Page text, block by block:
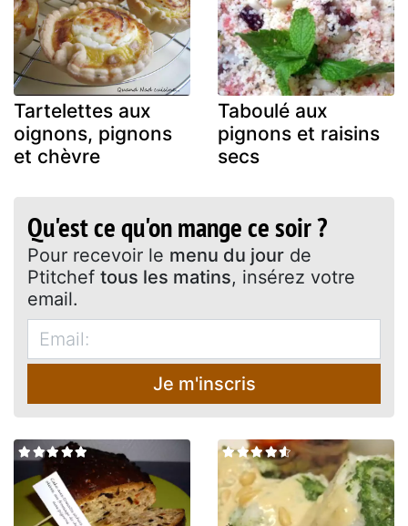
Tartelettes aux
oignons, pignons
et chèvre
Taboulé aux
pignons et raisins
secs
Qu'est ce qu'on mange ce soir ?
Pour recevoir le menu du jour de
Ptitchef tous les matins, insérez votre
email.
Je m'inscris